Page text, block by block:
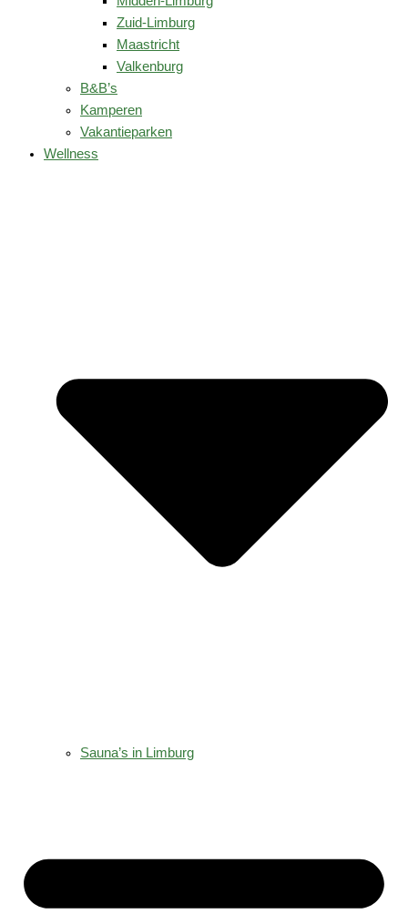
Zuid-Limburg
Maastricht
Valkenburg
B&B’s
Kamperen
Vakantieparken
Wellness
Sauna’s in Limburg